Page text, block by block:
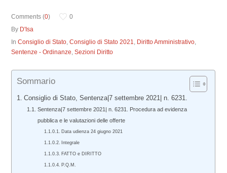
Comments (0)
0
By D'Isa
InConsiglio di Stato,Consiglio di Stato 2021, Diritto Amministrativo,
Sentenze - Ordinanze,Sezioni Diritto
Sommario
Consiglio di Stato, Sentenza|7 settembre 2021| n. 6231.
Sentenza|7 settembre 2021| n. 6231. Procedura ad evidenza
pubblica e le valutazioni delle offerte
Data udienza 24 giugno 2021
Integrale
FATTO e DIRITTO
P.Q.M.